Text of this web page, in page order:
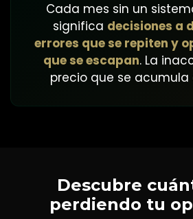
Cada mes sin un
significa decisiones a
errores que se repiten y
que se escapan. La
precio que se acumula
Descubre
perdiendo tu